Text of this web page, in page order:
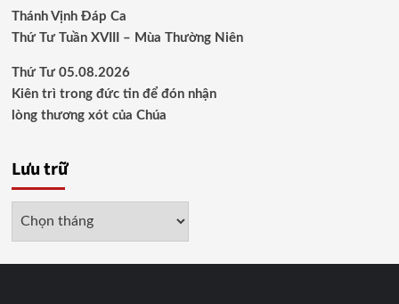
Thánh Vịnh Đáp Ca
Thứ Tư Tuần XVIII – Mùa Thường Niên
Thứ Tư 05.08.2026
Kiên trì trong đức tin để đón nhận
lòng thương xót của Chúa
Lưu trữ